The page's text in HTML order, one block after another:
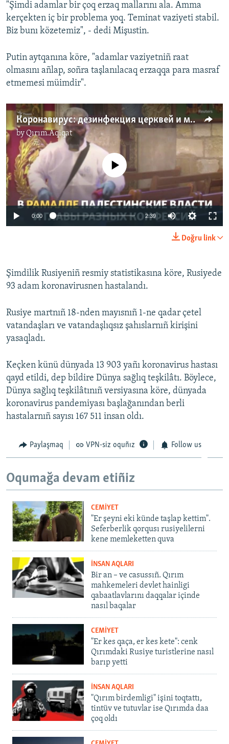
"Şimdi adamlar bir çoq erzaq mallarını ala. Amma
kerçekten iç bir problema yoq. Teminat vaziyeti stabil.
Biz bunı közetemiz", - dedi Mişustin.
Putin aytqanına köre, "adamlar vaziyetniñ raat
olmasını añlap, soñra taşlanılacaq erzaqqa para masraf
etmemesi müimdir".
Коронавирус: дезинфекция церквей и мечетей в разных странах мира (видео)
byQırım.Aqiqat
1080p
No media source currently available
0:00 2:39 Auto
270p
Doğru link
Şimdilik Rusiyeniñ resmiy statistikasına köre, Rusiyede
93 adam koronavirusnen hastalandı.
Rusiye martnıñ 18-nden mayısnıñ 1-ne qadar çetel
vatandaşları ve vatandaşlıqsız şahıslarnıñ kirişini
yasaqladı.
Keçken künü dünyada 13 903 yañı koronavirus hastası
qayd etildi, dep bildire Dünya sağlıq teşkilâtı. Böylece,
Dünya sağlıq teşkilâtınıñ versiyasına köre, dünyada
koronavirus pandemiyası başlağanından berli
hastalarnıñ sayısı 167 511 insan oldı.
Paylaşmaq VPN-siz oquñız Follow us
Oqumağa devam etiñiz
CEMİYET
"Er şeyni eki künde taşlap kettim".
Seferberlik qorqusı rusiyelilerni
kene memleketten quva
İNSAN AQLARI
Bir an – ve casussıñ. Qırım
mahkemeleri devlet hainligi
qabaatlavlarını daqqalar içinde
nasıl baqalar
CEMİYET
"Er kes qaça, er kes kete": cenk
Qırımdaki Rusiye turistlerine nasıl
barıp yetti
İNSAN AQLARI
"Qırım birdemligi" işini toqtattı,
tintüv ve tutuvlar ise Qırımda daa
çoq oldı